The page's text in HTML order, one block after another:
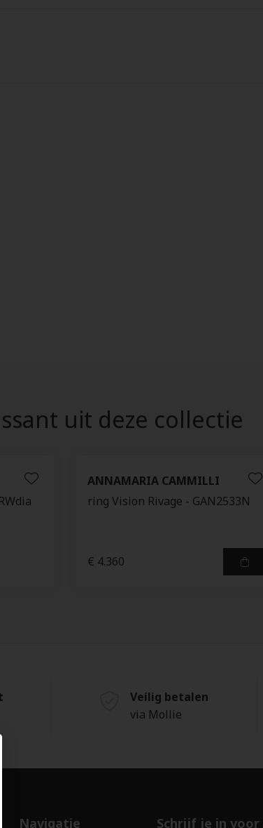
uit deze collectie
ANNAMARIA CAMMILLI
ring Vision Rivage - GAN2533N
€ 4.360
Veilig betalen
via Mollie
Navigatie Schrijf je in